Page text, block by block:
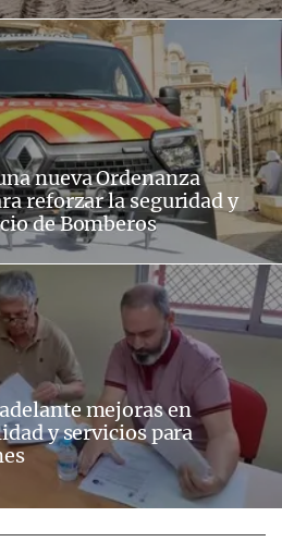
nueva Ordenanza
reforzar la seguridad y
de Bomberos
mejoras en
y servicios para